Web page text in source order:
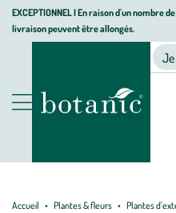
Aller
Aller
au
Aller
au
page
EXCEPTIONNEL I En raison d'un nombre
livraison peuvent être allongés.
Nos
animalerie,
décoration,
botanic®
Accueil Plantes & fleurs Plantes